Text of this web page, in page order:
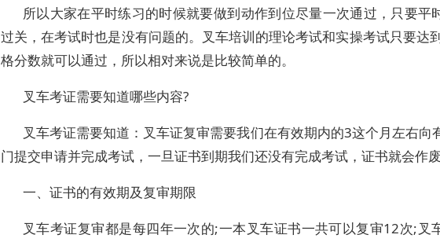
所以大家在平时练习的时候就要做到动作到位尽量一次通过，只要平
过关，在考试时也是没有问题的。叉车培训的理论考试和实操考试只要达
格分数就可以通过，所以相对来说是比较简单的。
叉车考证需要知道哪些内容?
叉车考证需要知道：叉车证复审需要我们在有效期内的3这个月左右向
门提交申请并完成考试，一旦证书到期我们还没有完成考试，证书就会作废
一、证书的有效期及复审期限
叉车考证复审都是每四年一次的;一本叉车证书一共可以复审12次;叉